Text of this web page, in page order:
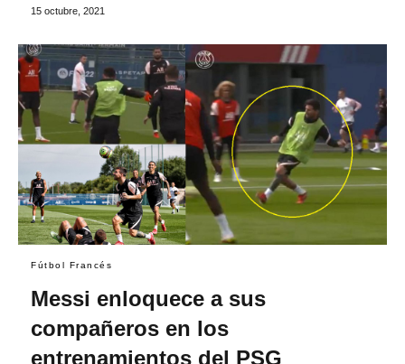
15 octubre, 2021
Fútbol Francés
Messi enloquece a sus
compañeros en los
entrenamientos del PSG